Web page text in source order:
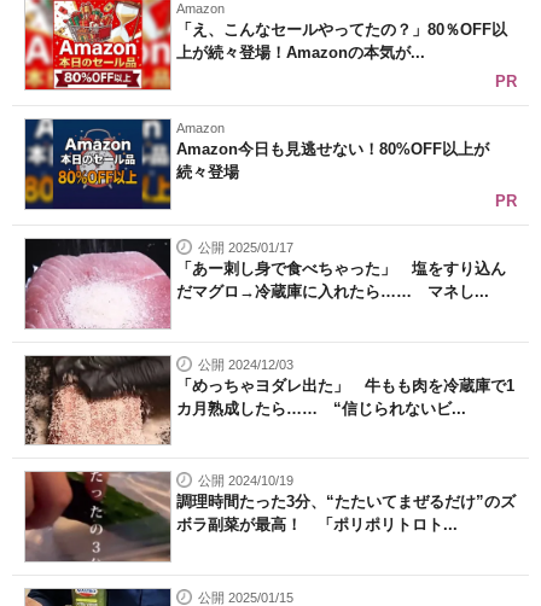
Amazon
「え、こんなセールやってたの？」80％OFF以
上が続々登場！Amazonの本気が...
PR
Amazon
Amazon今日も見逃せない！80%OFF以上が
続々登場
PR
公開 2025/01/17
「あー刺し身で食べちゃった」 塩をすり込ん
だマグロ→冷蔵庫に入れたら…… マネし...
公開 2024/12/03
「めっちゃヨダレ出た」 牛もも肉を冷蔵庫で1
カ月熟成したら…… “信じられないビ...
公開 2024/10/19
調理時間たった3分、“たたいてまぜるだけ”のズ
ボラ副菜が最高！ 「ポリポリトロト...
公開 2025/01/15